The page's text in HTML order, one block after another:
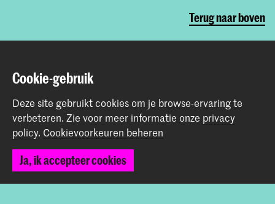
Terug naar boven
Contact
Spuiplein 150
2511 DG Den Haag
+31 70 315 15 15
Volg ons
Cookie-gebruik
Deze site gebruikt cookies om je browse-ervaring te
verbeteren. Zie voor meer informatie onze privacy
policy. Cookievoorkeuren beheren
Ja, ik accepteer cookies